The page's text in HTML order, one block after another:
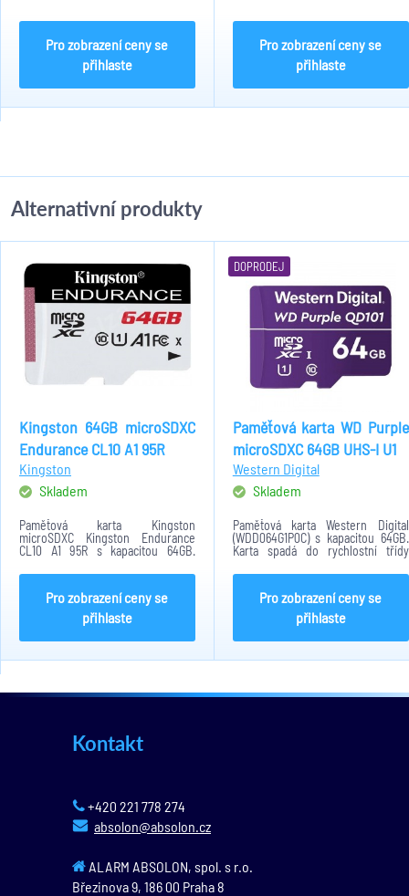
až do 30m. SD kartu...
Pro zobrazení ceny se
přihlaste
až do 30m. SD kartu...
Pro zobrazení ceny se
přihlaste
Alternativní produkty
Kingston 64GB microSDXC
Endurance CL10 A1 95R
Kingston
Skladem
Paměťová karta Kingston
microSDXC Kingston Endurance
CL10 A1 95R s kapacitou 64GB.
Minimální rychlost přenosu činní
10MB/s. Formát paměťové karty je
MicroSDXC. Karta je konstruována
na provoz 24/7.
Pro zobrazení ceny se
přihlaste
DOPRODEJ
Paměťová karta WD Purple
microSDXC 64GB UHS-I U1
Western Digital
Skladem
Paměťová karta Western Digital
(WDD064G1P0C) s kapacitou 64GB.
Karta spadá do rychlostní třídy
Class 10 s rychlostí čtení 100Mb/s a
rychlostí zápisu 60Mb/s. Formát
paměťové karty je MicroSDXC.
Karta je...Pro zobrazení ceny se
přihlaste
Kontakt
+420 221 778 274
absolon@absolon.cz
ALARM ABSOLON, spol. s r.o.
Březinova 9, 186 00 Praha 8